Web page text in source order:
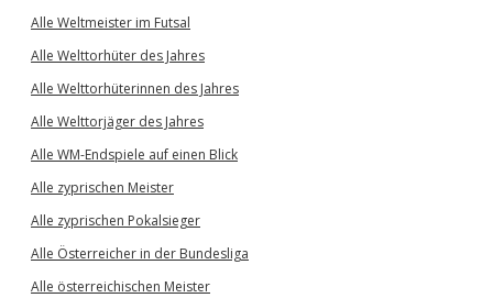
Alle Weltmeister im Futsal
Alle Welttorhüter des Jahres
Alle Welttorhüterinnen des Jahres
Alle Welttorjäger des Jahres
Alle WM-Endspiele auf einen Blick
Alle zyprischen Meister
Alle zyprischen Pokalsieger
Alle Österreicher in der Bundesliga
Alle österreichischen Meister